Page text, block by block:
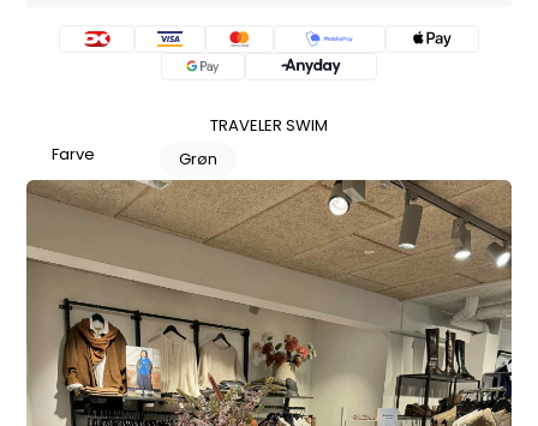
TRAVELER SWIM
Farve
Grøn